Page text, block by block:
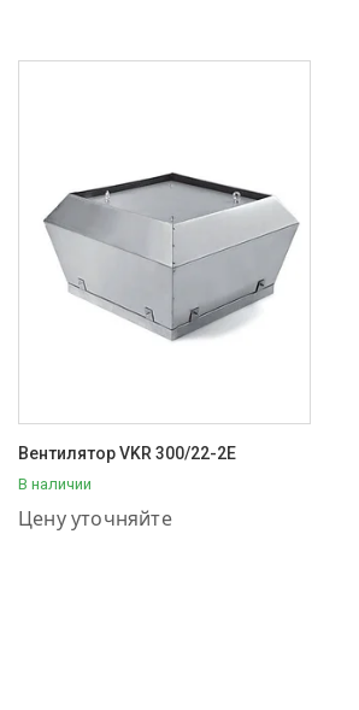
Вентилятор VKR 300/22-2E
В наличии
Цену уточняйте
+7 (707) 111-57-56